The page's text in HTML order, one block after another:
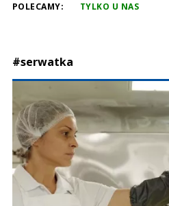
POLECAMY: TYLKO U NAS
#serwatka